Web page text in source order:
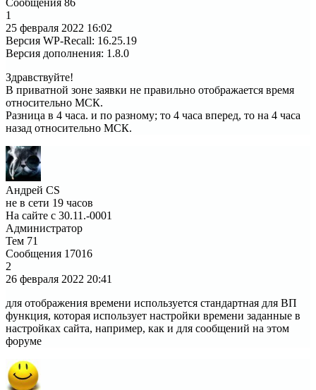
1
25 февраля 2022 16:02
Версия WP-Recall: 16.25.19
Версия дополнения: 1.8.0
Здравствуйте!
В приватной зоне заявки не правильно отображается время
относительно МСК.
Разница в 4 часа. и по разному; то 4 часа вперед, то на 4 часа
назад относительно МСК.
Андрей CS
не в сети 19 часов
На сайте с 30.11.-0001
Администратор
Тем 71
Сообщения 17016
2
26 февраля 2022 20:41
для отображения времени используется стандартная для ВП
функция, которая использует настройки времени заданные в
настройках сайта, например, как и для сообщений на этом
форуме